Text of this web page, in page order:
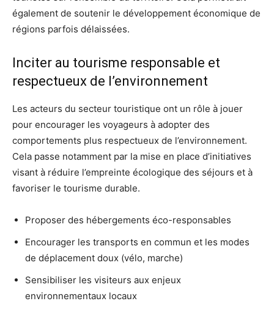
également de soutenir le développement économique de
régions parfois délaissées.
Inciter au tourisme responsable et
respectueux de l’environnement
Les acteurs du secteur touristique ont un rôle à jouer
pour encourager les voyageurs à adopter des
comportements plus respectueux de l’environnement.
Cela passe notamment par la mise en place d’initiatives
visant à réduire l’empreinte écologique des séjours et à
favoriser le tourisme durable.
Proposer des hébergements éco-responsables
Encourager les transports en commun et les modes
de déplacement doux (vélo, marche)
Sensibiliser les visiteurs aux enjeux
environnementaux locaux